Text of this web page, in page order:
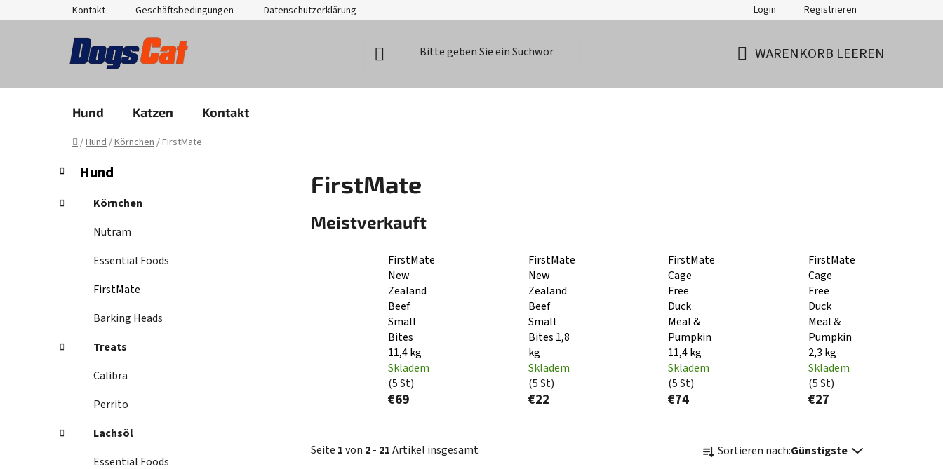
Inhalt
Kontakt Geschäftsbedingungen Datenschutzerklärung Login Registrieren
WARENKORB LEEREN
Hund Katzen Kontakt
Startseite
/Hund/Körnchen/FirstMate
S
i
t
Kategorien
überspringen
K
a
e
Hund
Körnchen
Nutram
Essential Foods
FirstMate
Barking Heads
Treats
Calibra
Perrito
Lachsöl
Essential Foods
FirstMate
Meistverkauft
FirstMate
New
Zealand
Beef
Small
Bites
11,4 kg
Skladem
(5 St)
€69
FirstMate
New
Zealand
Beef
Small
Bites 1,8
kg
Skladem
(5 St)
€22
FirstMate
Cage
Free
Duck
Meal &
Pumpkin
11,4 kg
Skladem
(5 St)
€74
FirstMate
Cage
Free
Duck
Meal &
Pumpkin
2,3 kg
Skladem
(5 St)
€27
Seite 1von 2- 21Artikel insgesamt
r Sortieren nach:Günstigste